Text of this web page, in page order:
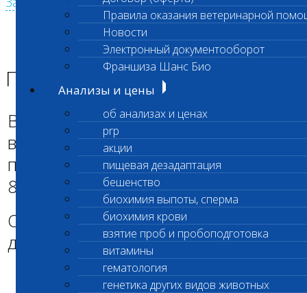
Правила оказания ветеринарной
Новости
Электронный документооборот
Франшиза Шанс Био
Анализы и цены
об анализах и ценах
prp
акции
пищевая дезадаптация
бешенство
биохимия выпоты, сперма
биохимия крови
взятие проб и пробоподготовка
витамины
гематология
генетика других видов животных
Главная страница
Прием приостановлен
Прием приостановлен
В связи с ремонтом помещения,
вскрытия животных временно не
проводятся (Коды исследований
820,821,822,823).
О Возобновлении будет сообщено
дополнительно.